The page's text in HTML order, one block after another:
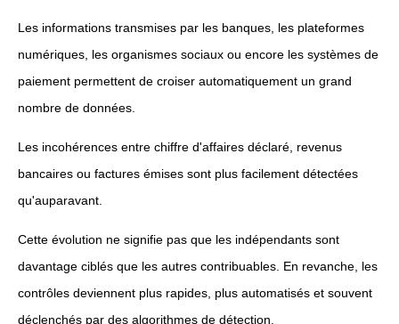
Les informations transmises par les banques, les plateformes
numériques, les organismes sociaux ou encore les systèmes de
paiement permettent de croiser automatiquement un grand
nombre de données.
Les incohérences entre chiffre d'affaires déclaré, revenus
bancaires ou factures émises sont plus facilement détectées
qu'auparavant.
Cette évolution ne signifie pas que les indépendants sont
davantage ciblés que les autres contribuables. En revanche, les
contrôles deviennent plus rapides, plus automatisés et souvent
déclenchés par des algorithmes de détection.